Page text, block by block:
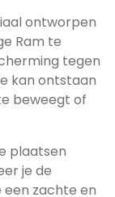
ontworpen
Ram te
tegen
kan ontstaan
beweegt of
plaatsen
je de
zachte en